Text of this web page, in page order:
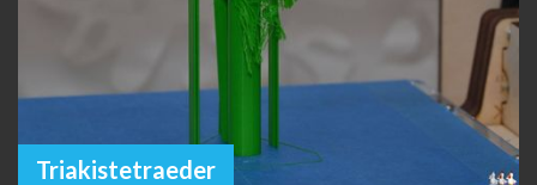
Triakistetraeder